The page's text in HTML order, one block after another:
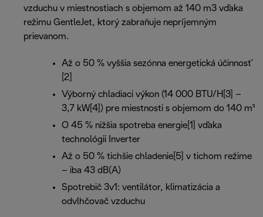
vzduchu v miestnostiach s objemom až 140 m3 vďaka
režimu GentleJet, ktorý zabraňuje nepríjemným
prievanom.
Až o 50 % vyššia sezónna energetická účinnosť
[2]
Výborný chladiaci výkon (14 000 BTU/H[3] –
3,7 kW[4]) pre miestnosti s objemom do 140 m³
O 45 % nižšia spotreba energie[1] vďaka
technológii Inverter
Až o 50 % tichšie chladenie[5] v tichom režime
– iba 43 dB(A)
Spotrebič 3v1: ventilátor, klimatizácia a
odvlhčovač vzduchu